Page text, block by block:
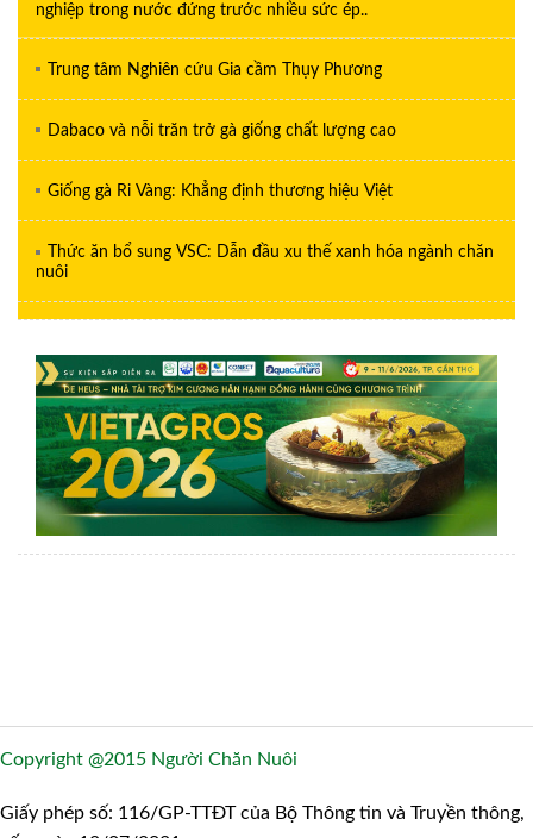
nghiệp trong nước đứng trước nhiều sức ép..
Trung tâm Nghiên cứu Gia cầm Thụy Phương
Dabaco và nỗi trăn trở gà giống chất lượng cao
Giống gà Ri Vàng: Khẳng định thương hiệu Việt
Thức ăn bổ sung VSC: Dẫn đầu xu thế xanh hóa ngành chăn
nuôi
Copyright @2015 Người Chăn Nuôi
Giấy phép số: 116/GP-TTĐT của Bộ Thông tin và Truyền thông,